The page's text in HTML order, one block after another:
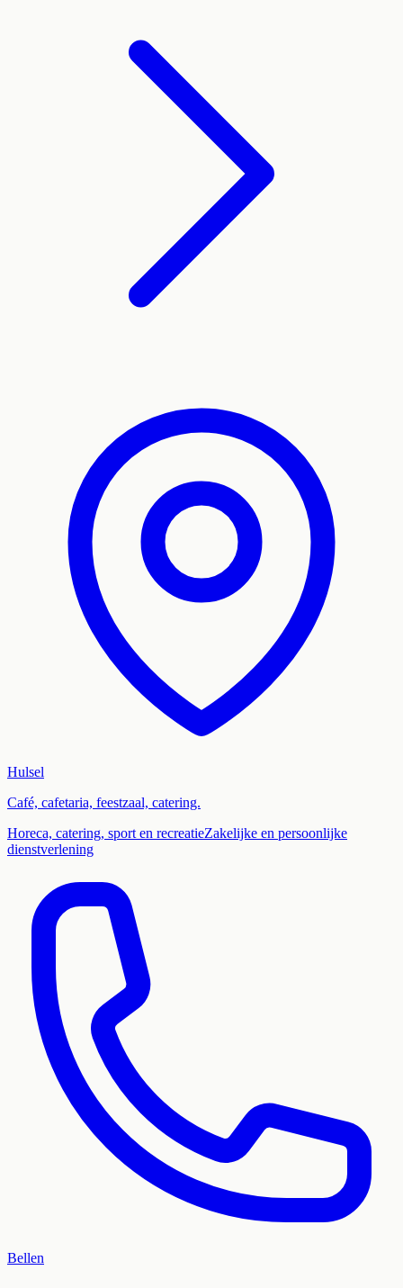
Hulsel
Café, cafetaria, feestzaal, catering.
Horeca, catering, sport en recreatieZakelijke en persoonlijke
dienstverlening
Bellen